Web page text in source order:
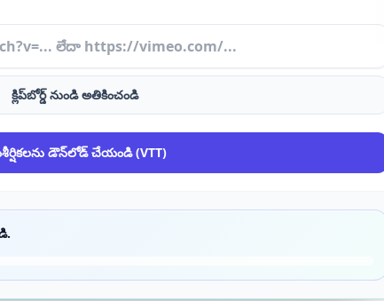
క్లిప్‌బోర్డ్ నుండి అతికించండి
డౌన్‌లోడ్ చేయండి (VTT)